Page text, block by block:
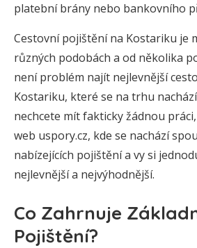
platební brány nebo bankovního
Cestovní pojištění na Kostariku je
různých podobách a od několika
není problém najít nejlevnější
Kostariku, které se na trhu
nechcete mít fakticky žádnou
web uspory.cz, kde se nachází
nabízejících pojištění a vy si
nejlevnější a nejvýhodnější.
Co Zahrnuje
Pojištění?